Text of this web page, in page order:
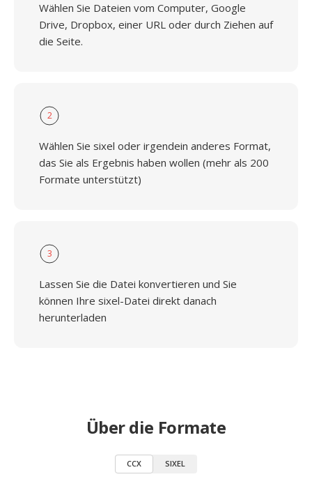
Wählen Sie Dateien vom Computer, Google
Drive, Dropbox, einer URL oder durch Ziehen auf
die Seite.
2
Wählen Sie sixel oder irgendein anderes Format,
das Sie als Ergebnis haben wollen (mehr als 200
Formate unterstützt)
3
Lassen Sie die Datei konvertieren und Sie
können Ihre sixel-Datei direkt danach
herunterladen
Über die Formate
CCX SIXEL